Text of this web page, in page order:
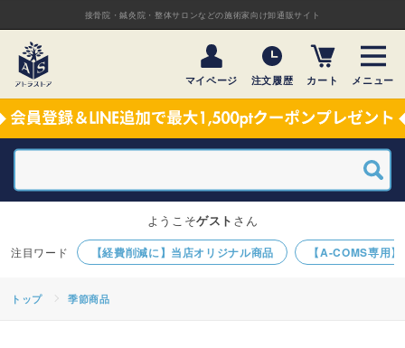
接骨院・鍼灸院・整体サロンなどの施術家向け卸通販サイト
マイページ 注文履歴 カート メニュー
【経費削減に】当店オリジナル商品 【A-COMS専用
ようこそゲスト さん
トップ 季節商品